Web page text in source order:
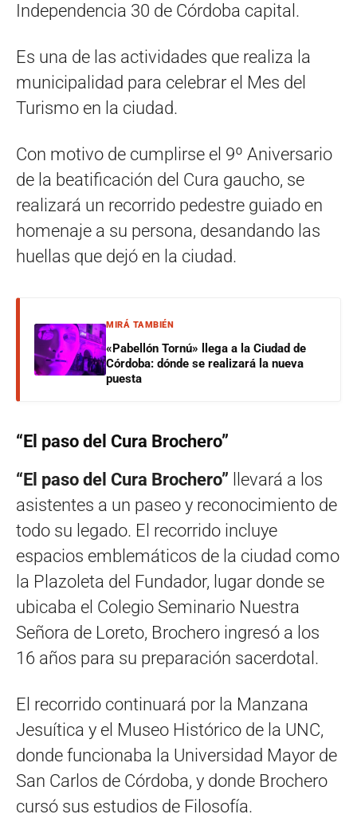
Independencia 30 de Córdoba capital.
Es una de las actividades que realiza la
municipalidad para celebrar el Mes del
Turismo en la ciudad.
Con motivo de cumplirse el 9º Aniversario
de la beatificación del Cura gaucho, se
realizará un recorrido pedestre guiado en
homenaje a su persona, desandando las
huellas que dejó en la ciudad.
MIRÁ TAMBIÉN
«Pabellón Tornú» llega a la Ciudad de
Córdoba: dónde se realizará la nueva
puesta
“El paso del Cura Brochero”
“El paso del Cura Brochero” llevará a los
asistentes a un paseo y reconocimiento de
todo su legado. El recorrido incluye
espacios emblemáticos de la ciudad como
la Plazoleta del Fundador, lugar donde se
ubicaba el Colegio Seminario Nuestra
Señora de Loreto, Brochero ingresó a los
16 años para su preparación sacerdotal.
El recorrido continuará por la Manzana
Jesuítica y el Museo Histórico de la UNC,
donde funcionaba la Universidad Mayor de
San Carlos de Córdoba, y donde Brochero
cursó sus estudios de Filosofía.